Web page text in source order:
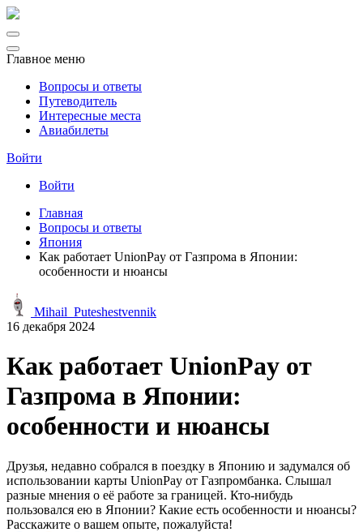
Главное меню
Вопросы и ответы
Путеводитель
Интересные места
Авиабилеты
Войти
Войти
Главная
Вопросы и ответы
Япония
Как работает UnionPay от Газпрома в Японии:
особенности и нюансы
Mihail_Puteshestvennik
16 декабря 2024
Как работает UnionPay от
Газпрома в Японии:
особенности и нюансы
Друзья, недавно собрался в поездку в Японию и задумался об
использовании карты UnionPay от Газпромбанка. Слышал
разные мнения о её работе за границей. Кто-нибудь
пользовался ею в Японии? Какие есть особенности и нюансы?
Расскажите о вашем опыте, пожалуйста!